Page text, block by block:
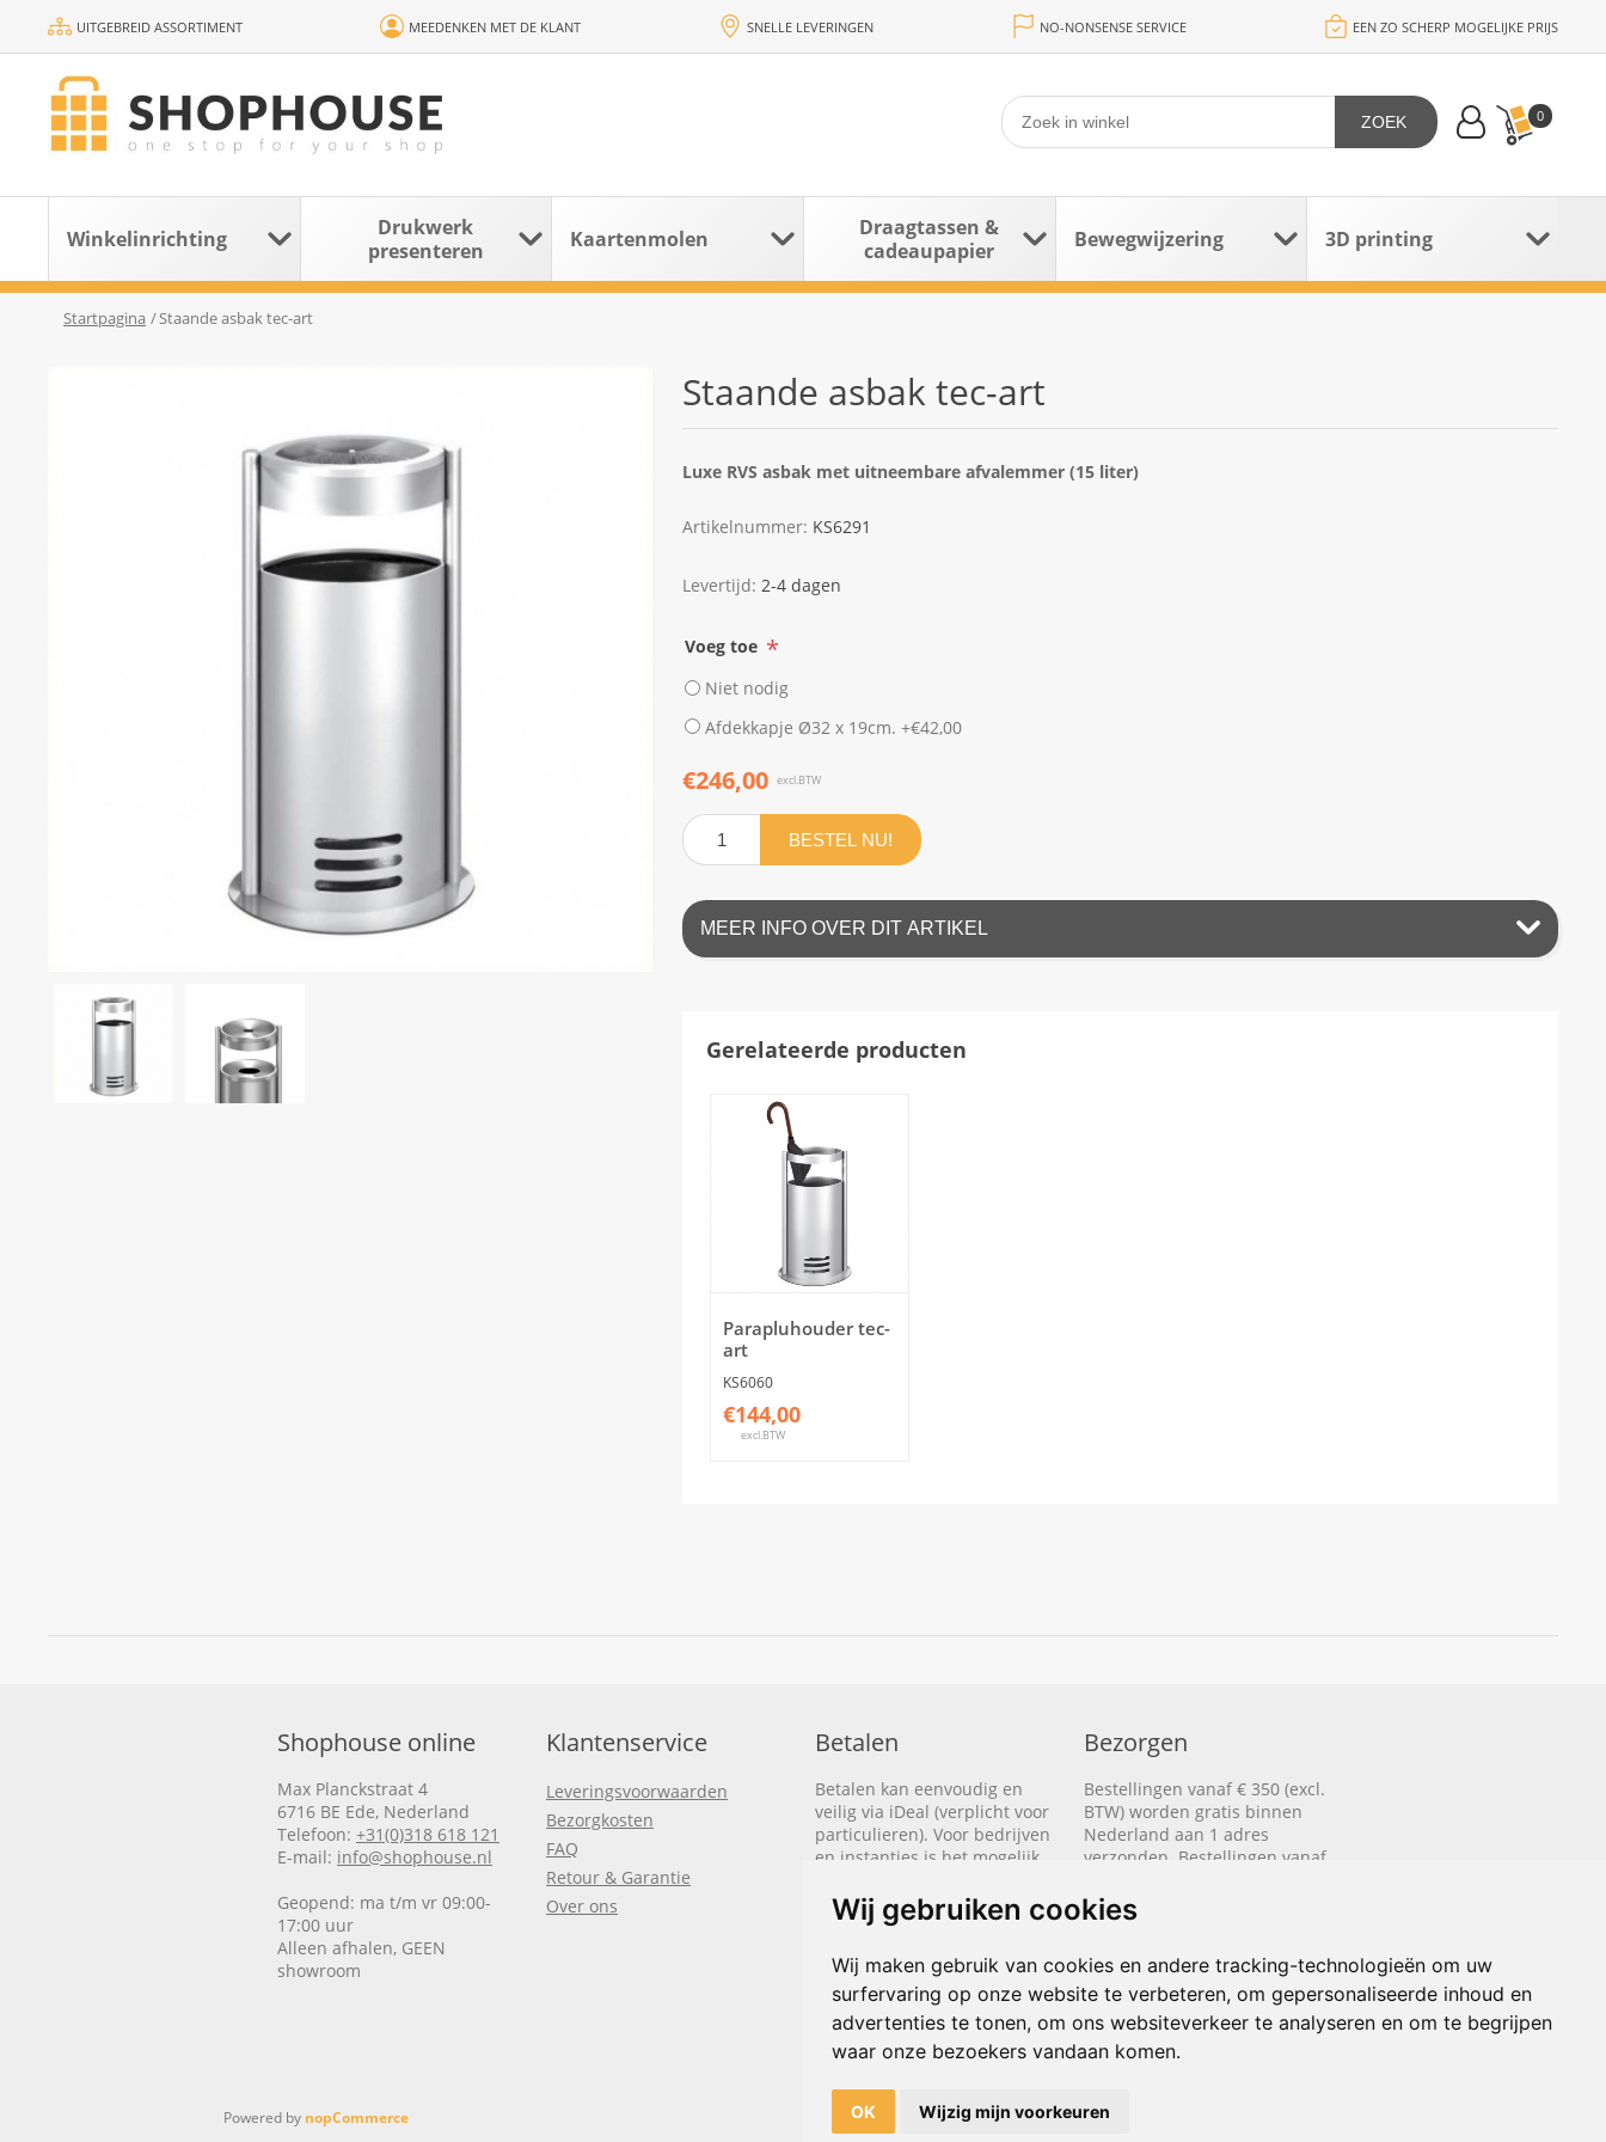
Wij gebruiken cookies
Wij maken gebruik van cookies en andere tracking-technologieën om uw
surfervaring op onze website te verbeteren, om gepersonaliseerde inhoud en
advertenties te tonen, om ons websiteverkeer te analyseren en om te begrijpen
waar onze bezoekers vandaan komen.
OK Wijzig mijn voorkeuren
UITGEBREID ASSORTIMENT MEEDENKEN MET DE KLANT SNELLE LEVERINGEN NO-NONSENSE SERVICE EEN ZO SCHERP MOGELIJKE PRIJS
0
ZOEK
Winkelinrichting
Drukwerk
presenteren
Kaartenmolen
Draagtassen &
cadeaupapier
Bewegwijzering 3D printing
Startpagina /Staande asbak tec-art
Staande asbak tec-art
Luxe RVS asbak met uitneembare afvalemmer (15 liter)
Artikelnummer: KS6291
Levertijd: 2-4 dagen
Voeg toe *
Niet nodig
Afdekkapje Ø32 x 19cm. +€42,00
€246,00 excl.BTW
BESTEL NU!
MEER INFO OVER DIT ARTIKEL
Gerelateerde producten
Parapluhouder tec-
art
KS6060
€144,00
excl.BTW
Shophouse online
Max Planckstraat 4
6716 BE Ede, Nederland
Telefoon: +31(0)318 618 121
E-mail: info@shophouse.nl
Geopend: ma t/m vr 09:00-
17:00 uur
Alleen afhalen, GEEN
showroom
Klantenservice
Leveringsvoorwaarden
Bezorgkosten
FAQ
Retour & Garantie
Over ons
Betalen
Betalen kan eenvoudig en
veilig via iDeal (verplicht voor
particulieren). Voor bedrijven
en instanties is het mogelijk
We sturen je dan een factuur
nadat de bestelling is
Klik hier om meer te lezen of
bel+31(0)318 618 121
Bezorgen
Bestellingen vanaf € 350 (excl.
BTW) worden gratis binnen
Nederland aan 1 adres
verzonden. Bestellingen vanaf
gratis naar België aan 1 adres
verzonden.
Lees hier hoe het bezorgen
werkt.
Powered by nopCommerce